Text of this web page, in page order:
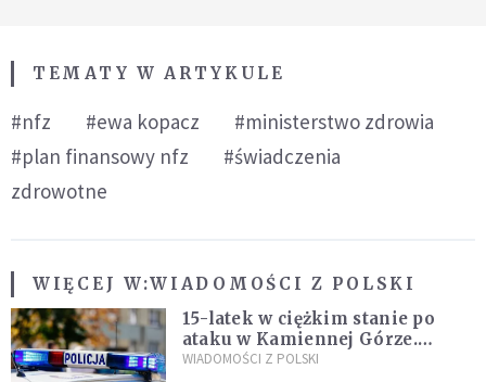
TEMATY W ARTYKULE
#nfz #ewa kopacz
#ministerstwo zdrowia
#plan finansowy nfz
#świadczenia
zdrowotne
WIĘCEJ W:WIADOMOŚCI Z POLSKI
15-latek w ciężkim stanie po
ataku w Kamiennej Górze.
Policja zatrzymała dwóch
WIADOMOŚCI Z POLSKI